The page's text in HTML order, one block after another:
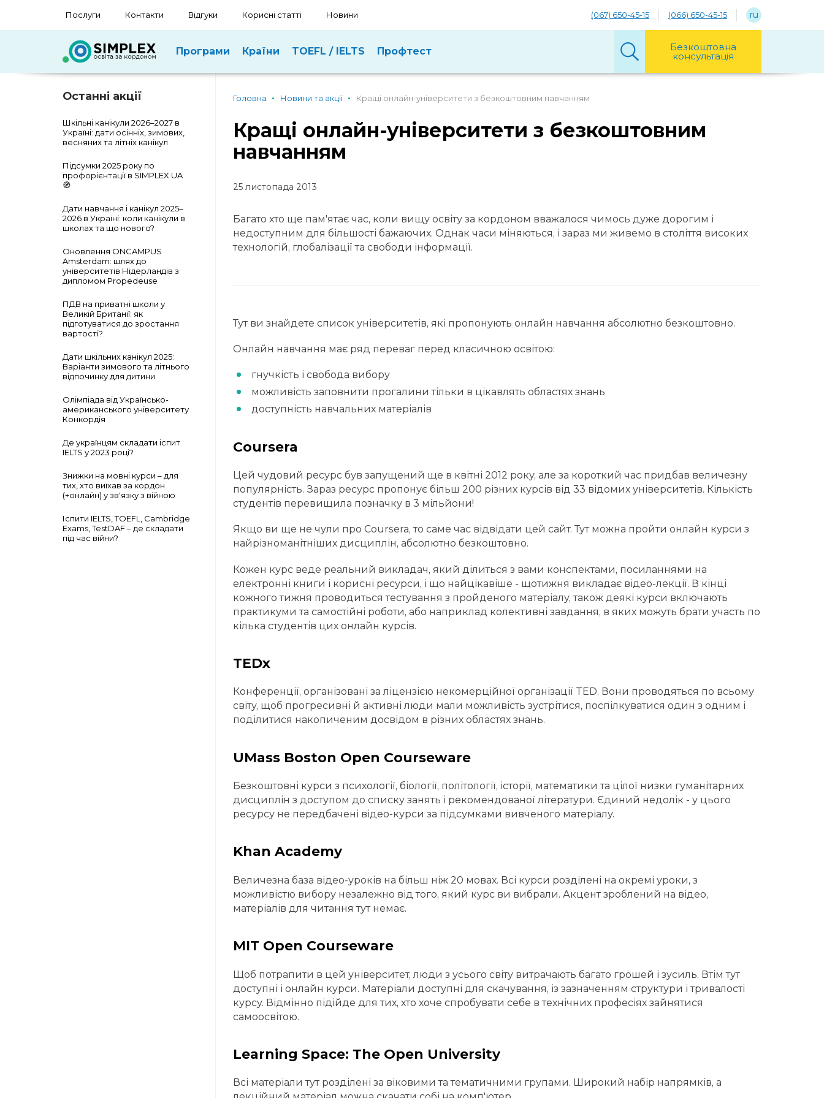
Послуги Контакти Відгуки Корисні статті Новини (067) 650-45-15 (066) 650-45-15 ru
Програми Країни TOEFL / IELTS Профтест Безкоштовна
консультація
Останні акції
Шкільні канікули 2026–2027 в
Україні: дати осінніх, зимових,
весняних та літніх канікул
Підсумки 2025 року по
профорієнтації в SIMPLEX.UA
🧭
Дати навчання і канікул 2025–
2026 в Україні: коли канікули в
школах та що нового?
Оновлення ONCAMPUS
Amsterdam: шлях до
університетів Нідерландів з
дипломом Propedeuse
ПДВ на приватні школи у
Великій Британії: як
підготуватися до зростання
вартості?
Дати шкільних канікул 2025:
Варіанти зимового та літнього
відпочинку для дитини
Олімпіада від Українсько-
американського університету
Конкордія
Де українцям складати іспит
IELTS у 2023 році?
Знижки на мовні курси – для
тих, хто виїхав за кордон
(+онлайн) у зв'язку з війною
Іспити IELTS, TOEFL, Cambridge
Exams, TestDAF – де складати
під час війни?
Головна Новини та акції Кращі онлайн-університети з безкоштовним навчанням
Кращі онлайн-університети з безкоштовним
навчанням
25 листопада 2013
Багато хто ще пам'ятає час, коли вищу освіту за кордоном вважалося чимось дуже дорогим і
недоступним для більшості бажаючих. Однак часи міняються, і зараз ми живемо в століття високих
технологій, глобалізації та свободи інформації.
Тут ви знайдете список університетів, які пропонують онлайн навчання абсолютно безкоштовно.
Онлайн навчання має ряд переваг перед класичною освітою:
гнучкість і свобода вибору
можливість заповнити прогалини тільки в цікавлять областях знань
доступність навчальних матеріалів
Coursera
Цей чудовий ресурс був запущений ще в квітні 2012 року, але за короткий час придбав величезну
популярність. Зараз ресурс пропонує більш 200 різних курсів від 33 відомих університетів. Кількість
студентів перевищила позначку в 3 мільйони!
Якщо ви ще не чули про Coursera, то саме час відвідати цей сайт. Тут можна пройти онлайн курси з
найрізноманітніших дисциплін, абсолютно безкоштовно.
Кожен курс веде реальний викладач, який ділиться з вами конспектами, посиланнями на
електронні книги і корисні ресурси, і що найцікавіше - щотижня викладає відео-лекції. В кінці
кожного тижня проводиться тестування з пройденого матеріалу, також деякі курси включають
практикуми та самостійні роботи, або наприклад колективні завдання, в яких можуть брати участь по
кілька студентів цих онлайн курсів.
TEDx
Конференції, організовані за ліцензією некомерційної організації TED. Вони проводяться по всьому
світу, щоб прогресивні й активні люди мали можливість зустрітися, поспілкуватися один з одним і
поділитися накопиченим досвідом в різних областях знань.
UMass Boston Open Courseware
Безкоштовні курси з психології, біології, політології, історії, математики та цілої низки гуманітарних
дисциплін з доступом до списку занять і рекомендованої літератури. Єдиний недолік - у цього
ресурсу не передбачені відео-курси за підсумками вивченого матеріалу.
Khan Academy
Величезна база відео-уроків на більш ніж 20 мовах. Всі курси розділені на окремі уроки, з
можливістю вибору незалежно від того, який курс ви вибрали. Акцент зроблений на відео,
матеріалів для читання тут немає.
MIT Open Courseware
Щоб потрапити в цей університет, люди з усього світу витрачають багато грошей і зусиль. Втім тут
доступні і онлайн курси. Матеріали доступні для скачування, із зазначенням структури і тривалості
курсу. Відмінно підійде для тих, хто хоче спробувати себе в технічних професіях зайнятися
самоосвітою.
Learning Space: The Open University
Всі матеріали тут розділені за віковими та тематичними групами. Широкий набір напрямків, а